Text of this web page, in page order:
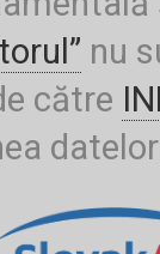
nu
către